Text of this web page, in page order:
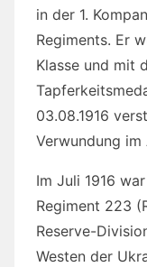
in der 1.
Regiments. Er
Klasse und mit
03.08.1916
Verwundung
Im Juli 1916
Regiment 223
Reserve-
Westen der